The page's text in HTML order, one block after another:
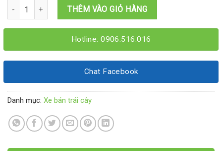
Xe bán trái cây dạo 1M2x60x1M9 số lượng
THÊM VÀO GIỎ HÀNG
Hotline: 0906.516.016
Chat Facebook
Danh mục: Xe bán trái cây